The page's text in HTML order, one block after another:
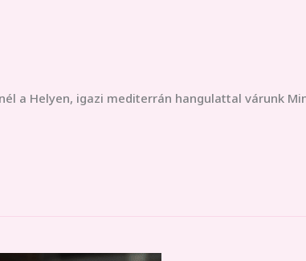
a Helyen, igazi mediterrán hangulattal várunk